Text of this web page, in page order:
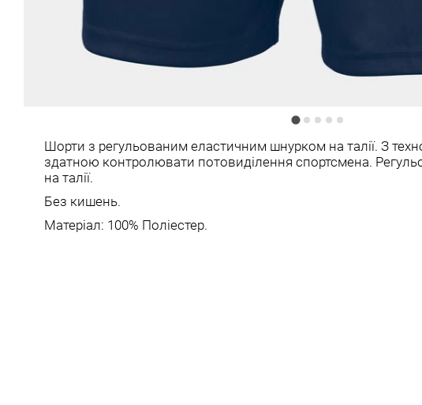
Шорти з регульованим еластичним шнурком на талії. З
здатною контролювати потовиділення спортсмена.
на талії.
Без кишень.
Матеріал: 100% Поліестер.